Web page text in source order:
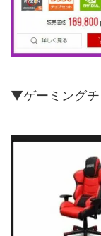
▼ゲーミングチ